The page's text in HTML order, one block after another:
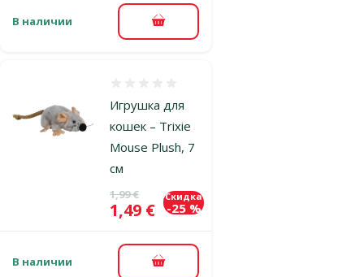
В наличии В корзину
Игрушка для
кошек – Trixie
Mouse Plush, 7
см
Исходная цена
1,99 €
Цена
1,49 €
Скидка
-25 %
В наличии В корзину